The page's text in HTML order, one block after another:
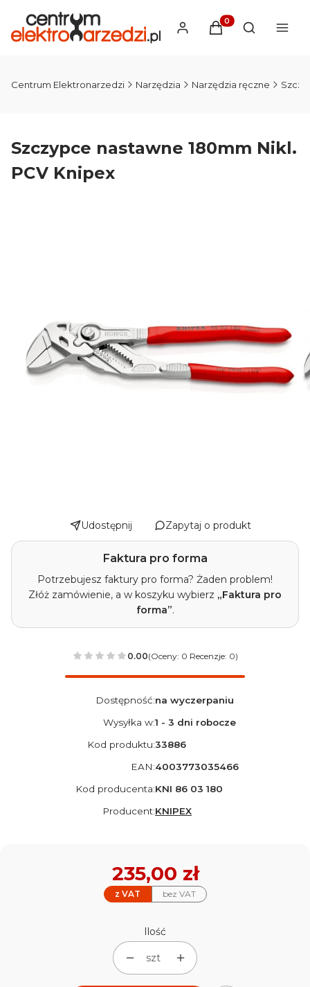
Produkty w
Otwórz
Centrum Elektronarzedzi Narzędzia Narzędzia ręczne
Szczypce nastawne 180mm Nikl.
PCV Knipex
Udostępnij Zapytaj o produkt
Faktura pro forma
Potrzebujesz faktury pro forma? Żaden problem!
Złóż zamówienie, a w koszyku wybierz „Faktura pro
forma”.
0.00(Oceny: 0 Recenzje: 0)
Dostępność:na wyczerpaniu
Wysyłka w:1 - 3 dni robocze
Kod produktu:33886
EAN:4003773035466
Kod producenta:KNI 86 03 180
Producent:KNIPEX
z VAT bez VAT
Cena
235,00 zł
Ilość
szt